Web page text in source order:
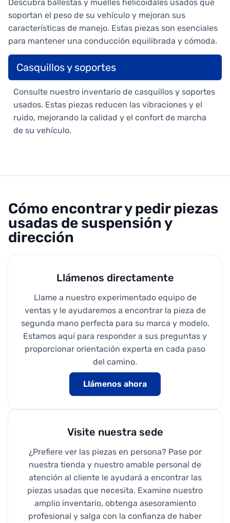
Descubra ballestas y muelles helicoidales usados que
soportan el peso de su vehículo y mejoran sus
características de manejo. Estas piezas son esenciales
para mantener una conducción equilibrada y cómoda.
Casquillos y soportes
Consulte nuestro inventario de casquillos y soportes
usados. Estas piezas reducen las vibraciones y el
ruido, mejorando la calidad y el confort de marcha
de su vehículo.
Cómo encontrar y pedir piezas
usadas de suspensión y
dirección
Llámenos directamente
Llame a nuestro experimentado equipo de
ventas y le ayudaremos a encontrar la pieza de
segunda mano perfecta para su marca y modelo.
Estamos aquí para responder a sus preguntas y
proporcionar orientación experta en cada paso
del camino.
Llámenos ahora
Visite nuestra sede
¿Prefiere ver las piezas en persona? Pase por
nuestra tienda y nuestro amable personal de
atención al cliente le ayudará a encontrar las
piezas usadas que necesita. Examine nuestro
amplio inventario, obtenga asesoramiento
profesional y salga con la confianza de haber